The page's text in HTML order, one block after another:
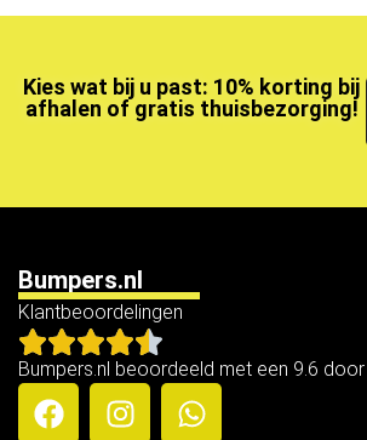
Kies wat bij u past: 10% korting bij
afhalen of gratis thuisbezorging!
Bumpers.nl
Klantbeoordelingen
Bumpers.nl beoordeeld met een 9.6